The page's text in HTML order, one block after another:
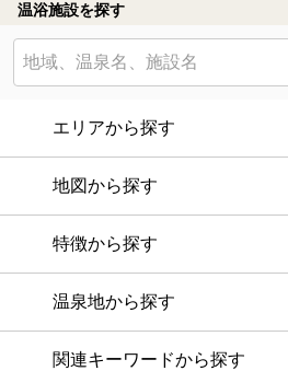
温浴施設を探す
エリアから探す
地図から探す
特徴から探す
温泉地から探す
関連キーワードから探す